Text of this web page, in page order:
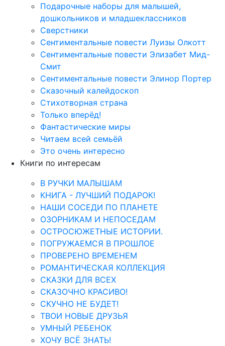
Подарочные наборы для малышей,
дошкольников и младшеклассников
Сверстники
Сентиментальные повести Луизы Олкотт
Сентиментальные повести Элизабет Мид-
Смит
Сентиментальные повести Элинор Портер
Сказочный калейдоскоп
Стихотворная страна
Только вперёд!
Фантастические миры
Читаем всей семьёй
Это очень интересно
Книги по интересам
В РУЧКИ МАЛЫШАМ
КНИГА - ЛУЧШИЙ ПОДАРОК!
НАШИ СОСЕДИ ПО ПЛАНЕТЕ
ОЗОРНИКАМ И НЕПОСЕДАМ
ОСТРОСЮЖЕТНЫЕ ИСТОРИИ.
ПОГРУЖАЕМСЯ В ПРОШЛОЕ
ПРОВЕРЕНО ВРЕМЕНЕМ
РОМАНТИЧЕСКАЯ КОЛЛЕКЦИЯ
СКАЗКИ ДЛЯ ВСЕХ
СКАЗОЧНО КРАСИВО!
СКУЧНО НЕ БУДЕТ!
ТВОИ НОВЫЕ ДРУЗЬЯ
УМНЫЙ РЕБЕНОК
ХОЧУ ВСЁ ЗНАТЬ!